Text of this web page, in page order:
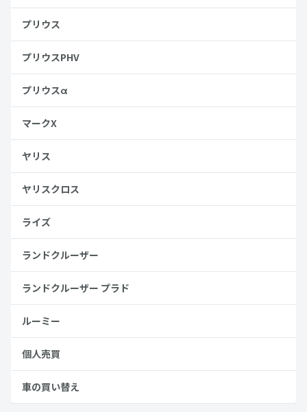
プリウス
プリウスPHV
プリウスα
マークX
ヤリス
ヤリスクロス
ライズ
ランドクルーザー
ランドクルーザー プラド
ルーミー
個人売買
車の買い替え